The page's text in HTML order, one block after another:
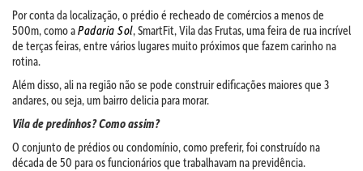
Por conta da localização, o prédio é recheado de comércios a menos de
500m, como aPadaria Sol, SmartFit, Vila das Frutas, uma feira de rua incrível
de terças feiras, entre vários lugares muito próximos que fazem carinho na
rotina.
Além disso, ali na região não se pode construir edificações maiores que 3
andares, ou seja, um bairro delicia para morar.
Vila de predinhos? Como assim?
O conjunto de prédios ou condomínio, como preferir, foi construído na
década de 50 para os funcionários que trabalhavam na previdência.